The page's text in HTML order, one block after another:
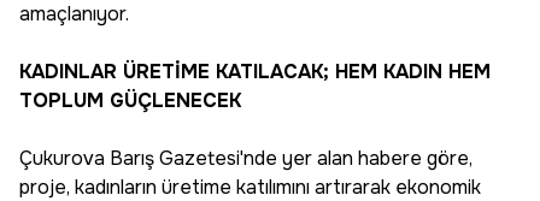
amaçlanıyor.
KADINLAR ÜRETİME KATILACAK; HEM KADIN HEM
TOPLUM GÜÇLENECEK
Çukurova Barış Gazetesi'nde yer alan habere göre,
proje, kadınların üretime katılımını artırarak ekonomik